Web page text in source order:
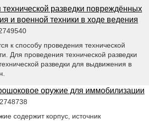
разведки повреждённых
и военной техники в ходе ведения
к способу проведения технической
Для проведения технической разведки
разведки для выдвижения в
оружие для иммобилизации
содержит корпус, источник